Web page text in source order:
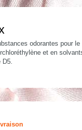
odorantes pour
et en
D5.